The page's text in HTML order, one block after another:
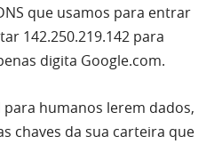
que usamos para entrar
142.250.219.142 para
digita Google.com.
humanos lerem dados,
chaves da sua carteira que